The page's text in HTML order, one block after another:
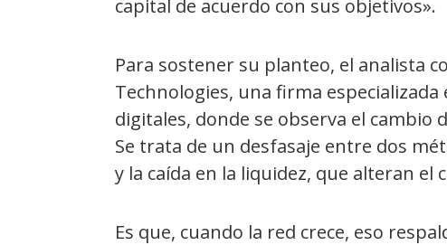
capital de acuerdo con sus objetivos».
Para sostener su planteo, el analista
Technologies, una firma
digitales, donde se observa el cambio
Se trata de un desfasaje entre dos
y la caída en la liquidez, que alteran
Es que, cuando la red crece, eso